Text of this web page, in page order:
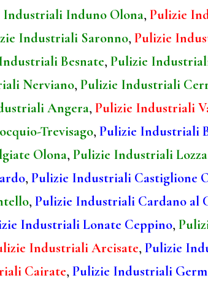
Industriali Induno Olona, Pulizie
Industriali Saronno, Pulizie
Besnate, Pulizie
Nerviano, Pulizie Industriali
Angera, Pulizie Industriali
Trevisago, Pulizie Industriali
Olona, Pulizie Industriali Lozza
, Pulizie Industriali Castiglione
, Pulizie Industriali Cardano al
Industriali Lonate Ceppino,
Industriali Arcisate, Pulizie
Cairate, Pulizie Industriali